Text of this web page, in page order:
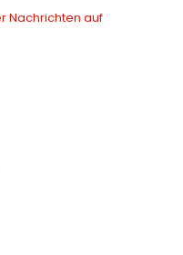
Nachrichten auf